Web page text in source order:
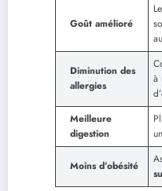
Goût amélioré
Diminution des
allergies
à
d’
Meilleure
digestion
Moins d’obésité